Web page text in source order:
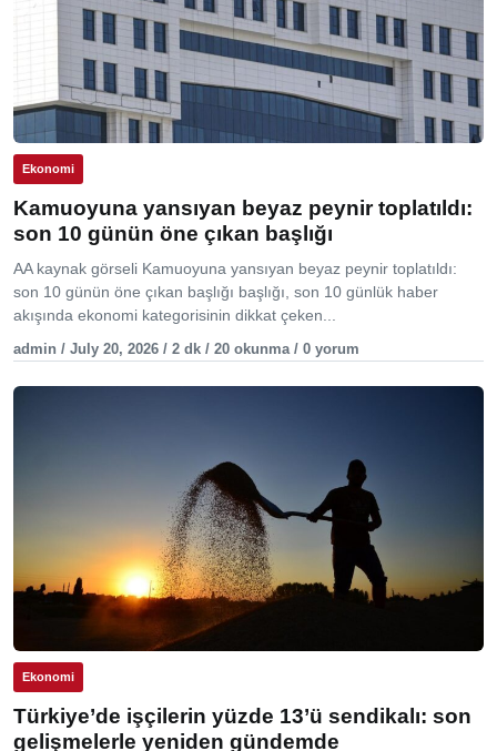
Ekonomi
Kamuoyuna yansıyan beyaz peynir toplatıldı:
son 10 günün öne çıkan başlığı
AA kaynak görseli Kamuoyuna yansıyan beyaz peynir toplatıldı:
son 10 günün öne çıkan başlığı başlığı, son 10 günlük haber
akışında ekonomi kategorisinin dikkat çeken...
admin / July 20, 2026 / 2 dk / 20 okunma / 0 yorum
Ekonomi
Türkiye’de işçilerin yüzde 13’ü sendikalı: son
gelişmelerle yeniden gündemde